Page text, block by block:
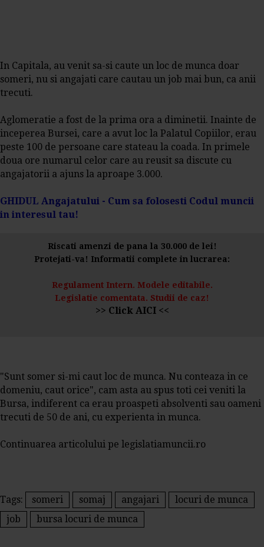
In Capitala, au venit sa-si caute un loc de munca doar
someri, nu si angajati care cautau un job mai bun, ca anii
trecuti.
Aglomeratie a fost de la prima ora a diminetii. Inainte de
inceperea Bursei, care a avut loc la Palatul Copiilor, erau
peste 100 de persoane care stateau la coada. In primele
doua ore numarul celor care au reusit sa discute cu
angajatorii a ajuns la aproape 3.000.
GHIDUL Angajatului - Cum sa folosesti Codul muncii
in interesul tau!
Riscati amenzi de pana la 30.000 de lei!
Protejati-va! Informatii complete in lucrarea:
Regulament Intern. Modele editabile.
Legislatie comentata. Studii de caz!
>> Click AICI <<
"Sunt somer si-mi caut loc de munca. Nu conteaza in ce
domeniu, caut orice", cam asta au spus toti cei veniti la
Bursa, indiferent ca erau proaspeti absolventi sau oameni
trecuti de 50 de ani, cu experienta in munca.
Continuarea articolului pe legislatiamuncii.ro
Tags: someri somaj angajari
locuri de munca
job
bursa locuri de munca